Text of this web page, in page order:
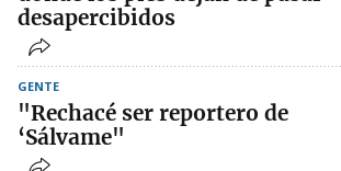
desapercibidos
GENTE
"Rechacé ser reportero de
‘Sálvame"